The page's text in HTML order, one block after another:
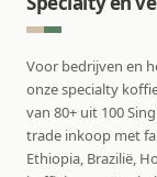
Voor bedrijven en
onze specialty
van 80+ uit 100
trade inkoop met
Ethiopia, Brazilië,